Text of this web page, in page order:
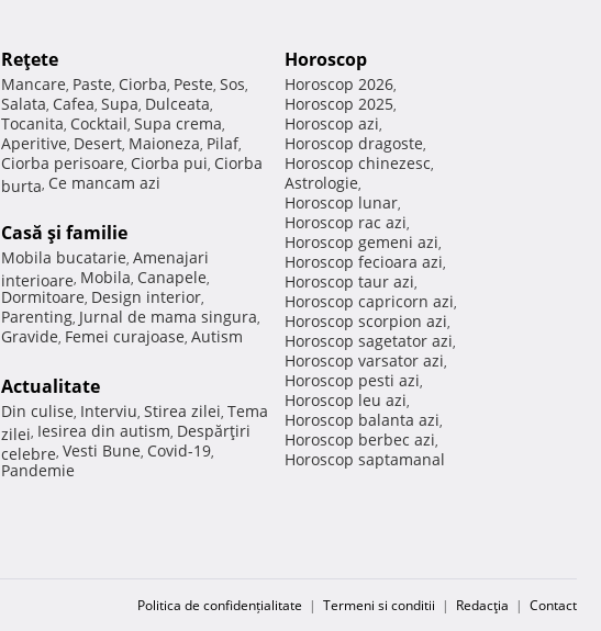
Reţete
Mancare, Paste, Ciorba, Peste, Sos,
Salata, Cafea, Supa, Dulceata,
Tocanita, Cocktail, Supa crema,
Aperitive, Desert, Maioneza, Pilaf,
Ciorba perisoare, Ciorba pui, Ciorba
burta, Ce mancam azi
Casă şi familie
Mobila bucatarie, Amenajari
interioare, Mobila, Canapele,
Dormitoare, Design interior,
Parenting, Jurnal de mama singura,
Gravide, Femei curajoase, Autism
Actualitate
Din culise, Interviu, Stirea zilei, Tema
zilei, Iesirea din autism, Despărţiri
celebre, Vesti Bune, Covid-19,
Pandemie
Horoscop
Horoscop 2026,
Horoscop 2025,
Horoscop azi,
Horoscop dragoste,
Horoscop chinezesc,
Astrologie,
Horoscop lunar,
Horoscop rac azi,
Horoscop gemeni azi,
Horoscop fecioara azi,
Horoscop taur azi,
Horoscop capricorn azi,
Horoscop scorpion azi,
Horoscop sagetator azi,
Horoscop varsator azi,
Horoscop pesti azi,
Horoscop leu azi,
Horoscop balanta azi,
Horoscop berbec azi,
Horoscop saptamanal
Politica de confidențialitate | Termeni si conditii | Redacţia | Contact